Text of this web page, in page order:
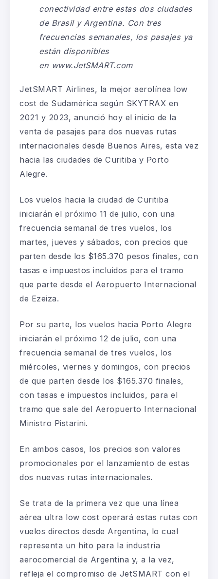
conectividad entre estas dos ciudades
de Brasil y Argentina. Con tres
frecuencias semanales, los pasajes ya
están disponibles
en www.JetSMART.com
JetSMART Airlines, la mejor aerolínea low
cost de Sudamérica según SKYTRAX en
2021 y 2023, anunció hoy el inicio de la
venta de pasajes para dos nuevas rutas
internacionales desde Buenos Aires, esta vez
hacia las ciudades de Curitiba y Porto
Alegre.
Los vuelos hacia la ciudad de Curitiba
iniciarán el próximo 11 de julio, con una
frecuencia semanal de tres vuelos, los
martes, jueves y sábados, con precios que
parten desde los $165.370 pesos finales, con
tasas e impuestos incluidos para el tramo
que parte desde el Aeropuerto Internacional
de Ezeiza.
Por su parte, los vuelos hacia Porto Alegre
iniciarán el próximo 12 de julio, con una
frecuencia semanal de tres vuelos, los
miércoles, viernes y domingos, con precios
de que parten desde los $165.370 finales,
con tasas e impuestos incluidos, para el
tramo que sale del Aeropuerto Internacional
Ministro Pistarini.
En ambos casos, los precios son valores
promocionales por el lanzamiento de estas
dos nuevas rutas internacionales.
Se trata de la primera vez que una línea
aérea ultra low cost operará estas rutas con
vuelos directos desde Argentina, lo cual
representa un hito para la industria
aerocomercial de Argentina y, a la vez,
refleja el compromiso de JetSMART con el